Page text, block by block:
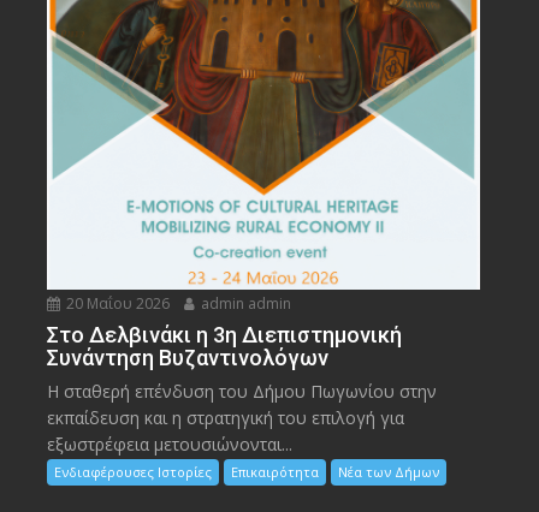
20 Μαΐου 2026 admin admin
Στο Δελβινάκι η 3η Διεπιστημονική
Συνάντηση Βυζαντινολόγων
Η σταθερή επένδυση του Δήμου Πωγωνίου στην
εκπαίδευση και η στρατηγική του επιλογή για
εξωστρέφεια μετουσιώνονται...
Ενδιαφέρουσες Ιστορίες Επικαιρότητα Νέα των Δήμων